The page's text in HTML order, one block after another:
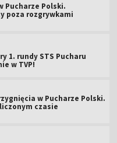
Pucharze Polski.
poza rozgrywkami
1. rundy STS Pucharu
w TVP!
w Pucharze Polski.
czasie